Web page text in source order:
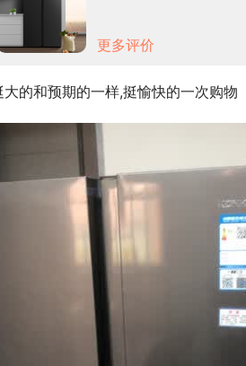
更多评价
的和预期的一样,挺愉快的一次购物